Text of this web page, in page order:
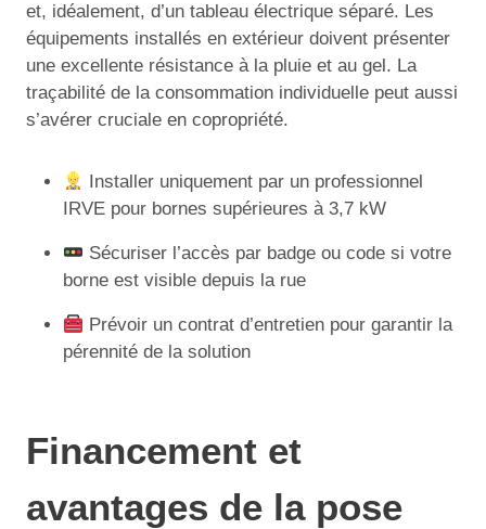
et, idéalement, d’un tableau électrique séparé. Les
équipements installés en extérieur doivent présenter
une excellente résistance à la pluie et au gel. La
traçabilité de la consommation individuelle peut aussi
s’avérer cruciale en copropriété.
Installer uniquement par un professionnel
IRVE pour bornes supérieures à 3,7 kW
Sécuriser l’accès par badge ou code si votre
borne est visible depuis la rue
Prévoir un contrat d’entretien pour garantir la
pérennité de la solution
Financement et
avantages de la pose